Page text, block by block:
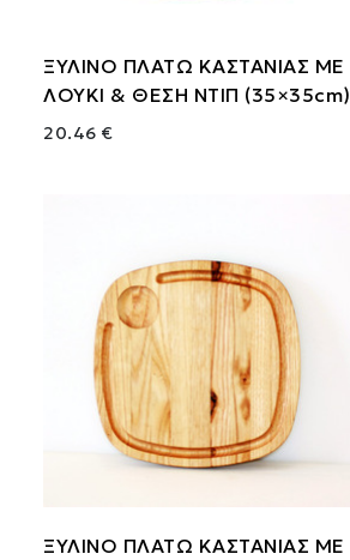
ΞΥΛΙΝΟ ΠΛΑΤΩ ΚΑΣΤΑΝΙΑΣ ΜΕ
ΛΟΥΚΙ & ΘΕΣΗ ΝΤΙΠ (35×35cm)
20.46 €
ΞΥΛΙΝΟ ΠΛΑΤΩ ΚΑΣΤΑΝΙΑΣ ΜΕ